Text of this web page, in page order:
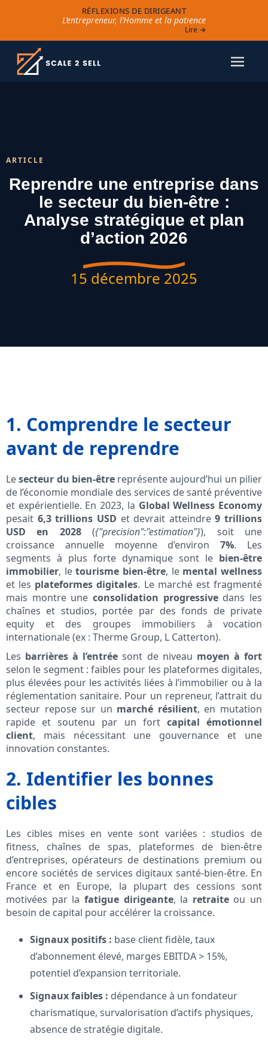
RÉFLEXIONS DE DIRIGEANT
L’entrepreneur, l’Homme et la patience
Lire →
ARTICLE
Reprendre une entreprise dans
le secteur du bien-être :
Analyse stratégique et plan
d’action 2026
15 décembre 2025
1. Comprendre le secteur
avant de reprendre
Lesecteur du bien-êtrereprésente aujourd’hui un pilier
de l’économie mondiale des services de santé préventive
et expérientielle. En 2023, la Global Wellness Economy
pesait 6,3 trillions USD et devrait atteindre9 trillions
USD en 2028({"precision":"estimation"}), soit une
croissance annuelle moyenne d’environ7%. Les
segments à plus forte dynamique sont le bien-être
immobilier, letourisme bien-être, le mental wellness
et les plateformes digitales. Le marché est fragmenté
mais montre une consolidation progressivedans les
chaînes et studios, portée par des fonds de private
equity et des groupes immobiliers à vocation
internationale (ex : Therme Group, L Catterton).
Les barrières à l’entrée sont de niveau moyen à fort
selon le segment : faibles pour les plateformes digitales,
plus élevées pour les activités liées à l’immobilier ou à la
réglementation sanitaire. Pour un repreneur, l’attrait du
secteur repose sur un marché résilient, en mutation
rapide et soutenu par un fort capital émotionnel
client, mais nécessitant une gouvernance et une
innovation constantes.
2. Identifier les bonnes
cibles
Les cibles mises en vente sont variées : studios de
fitness, chaînes de spas, plateformes de bien-être
d’entreprises, opérateurs de destinations premium ou
encore sociétés de services digitaux santé-bien-être. En
France et en Europe, la plupart des cessions sont
motivées par la fatigue dirigeante, la retraiteou un
besoin de capital pour accélérer la croissance.
Signaux positifs : base client fidèle, taux
d’abonnement élevé, marges EBITDA > 15%,
potentiel d’expansion territoriale.
Signaux faibles : dépendance à un fondateur
charismatique, survalorisation d’actifs physiques,
absence de stratégie digitale.